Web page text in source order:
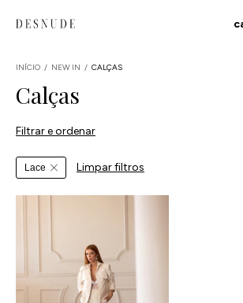
INÍCIO / NEW IN / CALÇAS
Calças
Filtrar e ordenar
Lace Limpar filtros